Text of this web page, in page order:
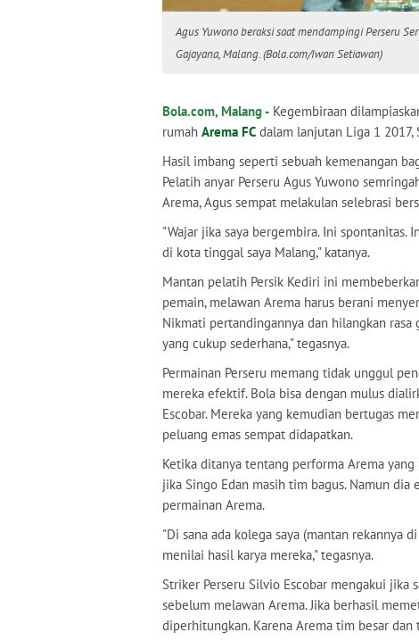
Agus Yuwono beraksi saat mendampingi Perseru
Gajayana, Malang. (Bola.com/Iwan Setiawan)
Bola.com, Malang - Kegembiraan
rumah Arema FC dalam lanjutan Liga 1 2017,
Hasil imbang seperti sebuah kemenangan
Pelatih anyar Perseru Agus Yuwono
Arema, Agus sempat melakulan selebrasi
"Wajar jika saya bergembira. Ini spontanitas.
di kota tinggal saya Malang," katanya.
Mantan pelatih Persik Kediri ini
pemain, melawan Arema harus berani
Nikmati pertandingannya dan hilangkan rasa
yang cukup sederhana," tegasnya.
Permainan Perseru memang tidak unggul
mereka efektif. Bola bisa dengan mulus
Escobar. Mereka yang kemudian bertugas
peluang emas sempat didapatkan.
Ketika ditanya tentang performa Arema
jika Singo Edan masih tim bagus. Namun
permainan Arema.
"Di sana ada kolega saya (mantan rekannya
menilai hasil karya mereka," tegasnya.
Striker Perseru Silvio Escobar mengakui jika
sebelum melawan Arema. Jika berhasil
diperhitungkan. Karena Arema tim besar dan